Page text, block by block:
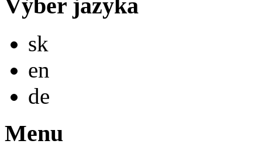
Výber jazyka
sk
en
de
Menu